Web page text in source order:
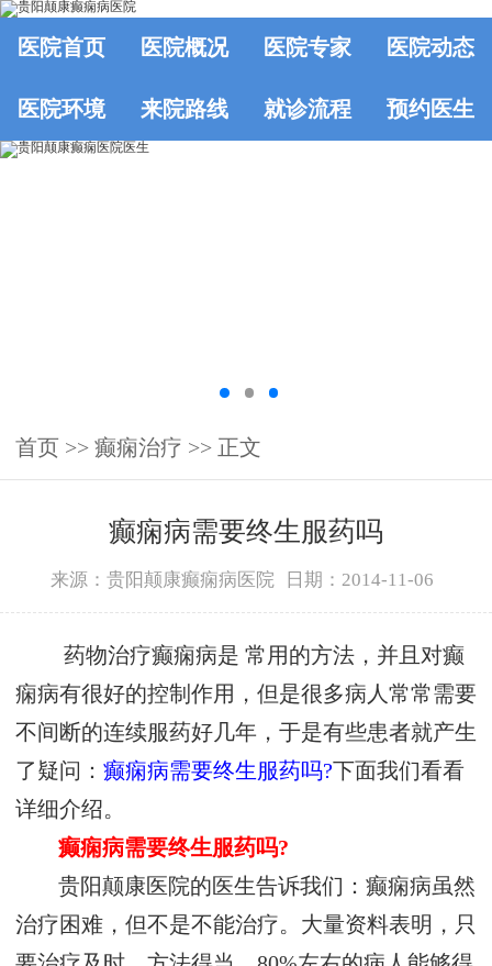
医院首页 医院概况 医院专家 医院动态
医院环境 来院路线 就诊流程 预约医生
首页 >> 癫痫治疗 >> 正文
癫痫病需要终生服药吗
来源：贵阳颠康癫痫病医院 日期：2014-11-06
药物治疗癫痫病是 常用的方法，并且对癫
痫病有很好的控制作用，但是很多病人常常需要
不间断的连续服药好几年，于是有些患者就产生
了疑问： 癫痫病需要终生服药吗?下面我们看看
详细介绍。
癫痫病需要终生服药吗?
贵阳颠康医院的医生告诉我们：癫痫病虽然
治疗困难，但不是不能治疗。大量资料表明，只